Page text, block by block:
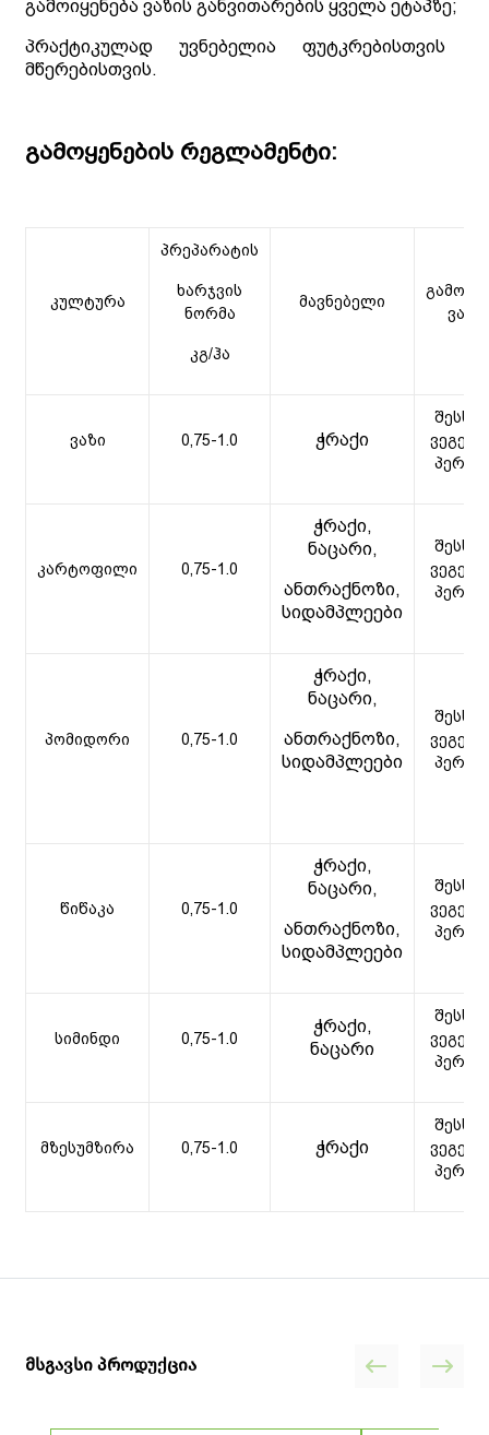
გამოიყენება ვაზის განვითარების ყველა ეტაპზე;
პრაქტიკულად უვნებელია ფუტკრებისთვის
მწერებისთვის.
გამოყენების რეგლამენტი:
კულტურა
პრეპარატის
ხარჯვის
ნორმა
კგ/ჰა
მავნებელი
ვაზი 0,75-1.0 ჭრაქი
კარტოფილი 0,75-1.0
ჭრაქი,
ნაცარი,
ანთრაქნოზი,
სიდამპლეები
პომიდორი 0,75-1.0
ჭრაქი,
ნაცარი,
ანთრაქნოზი,
სიდამპლეები
წიწაკა 0,75-1.0
ჭრაქი,
ნაცარი,
ანთრაქნოზი,
სიდამპლეები
სიმინდი 0,75-1.0
ჭრაქი,
ნაცარი
მზესუმზირა 0,75-1.0 ჭრაქი
მსგავსი პროდუქცია